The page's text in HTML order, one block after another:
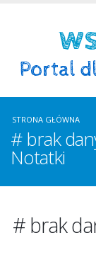
STRONA GŁÓWNA
# brak
Notatki
# brak